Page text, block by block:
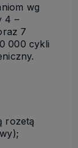
wg
4 –
7
000 cykli
rozetą